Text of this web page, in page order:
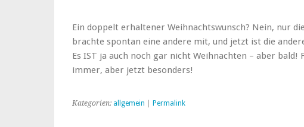
Ein doppelt erhaltener Weihnachtswunsch? Nein, nur
brachte spontan eine andere mit, und jetzt ist die
Es IST ja auch noch gar nicht Weihnachten – aber
immer, aber jetzt besonders!
Kategorien: allgemein Permalink